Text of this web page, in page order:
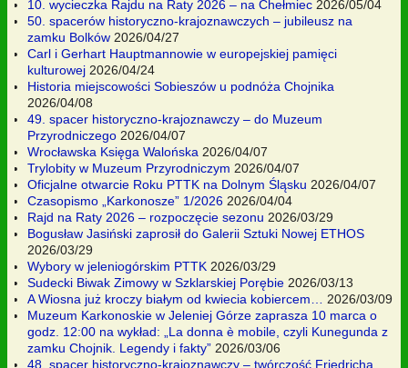
10. wycieczka Rajdu na Raty 2026 – na Chełmiec 2026/05/04
50. spacerów historyczno-krajoznawczych – jubileusz na
zamku Bolków 2026/04/27
Carl i Gerhart Hauptmannowie w europejskiej pamięci
kulturowej 2026/04/24
Historia miejscowości Sobieszów u podnóża Chojnika
2026/04/08
49. spacer historyczno-krajoznawczy – do Muzeum
Przyrodniczego 2026/04/07
Wrocławska Księga Walońska 2026/04/07
Trylobity w Muzeum Przyrodniczym 2026/04/07
Oficjalne otwarcie Roku PTTK na Dolnym Śląsku 2026/04/07
Czasopismo „Karkonosze” 1/2026 2026/04/04
Rajd na Raty 2026 – rozpoczęcie sezonu 2026/03/29
Bogusław Jasiński zaprosił do Galerii Sztuki Nowej ETHOS
2026/03/29
Wybory w jeleniogórskim PTTK 2026/03/29
Sudecki Biwak Zimowy w Szklarskiej Porębie 2026/03/13
A Wiosna już kroczy białym od kwiecia kobiercem…
2026/03/09
Muzeum Karkonoskie w Jeleniej Górze zaprasza 10 marca o
godz. 12:00 na wykład: „La donna è mobile, czyli Kunegunda z
zamku Chojnik. Legendy i fakty” 2026/03/06
48. spacer historyczno-krajoznawczy – twórczość Friedricha